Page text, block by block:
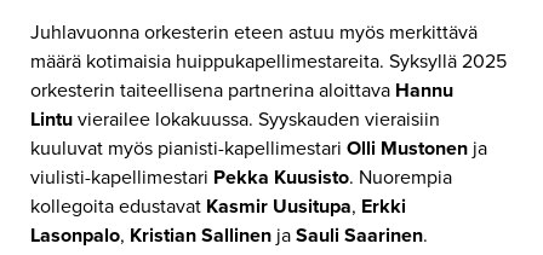
Juhlavuonna orkesterin eteen astuu myös merkittävä
määrä kotimaisia huippukapellimestareita. Syksyllä 2025
orkesterin taiteellisena partnerina aloittava Hannu
Lintuvierailee lokakuussa. Syyskauden vieraisiin
kuuluvat myös pianisti-kapellimestari Olli Mustonen ja
viulisti-kapellimestari Pekka Kuusisto. Nuorempia
kollegoita edustavat Kasmir Uusitupa, Erkki
Lasonpalo, Kristian Sallinen jaSauli Saarinen.